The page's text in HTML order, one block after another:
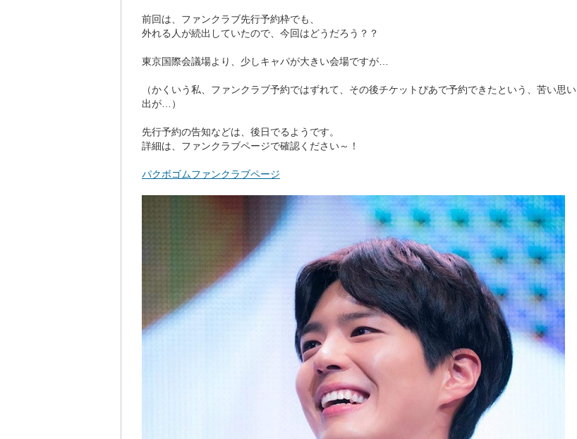
前回は、ファンクラブ先行予約枠でも、
外れる人が続出していたので、今回はどうだろう？？
東京国際会議場より、少しキャパが大きい会場ですが…
（かくいう私、ファンクラブ予約ではずれて、その後チケットぴあで予約できたという、苦い思い
出が…）
先行予約の告知などは、後日でるようです。
詳細は、ファンクラブページで確認ください～！
パクボゴムファンクラブページ